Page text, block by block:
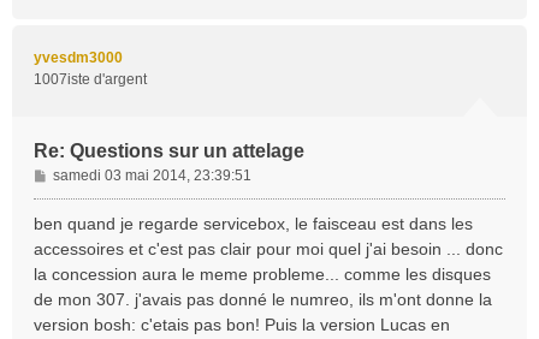
yvesdm3000
1007iste d'argent
Re: Questions sur un attelage
M
e
s
g
e
samedi 03 mai 2014, 23:39:51
ben quand je regarde servicebox, le faisceau est dans les
accessoires et c'est pas clair pour moi quel j'ai besoin ... donc
la concession aura le meme probleme... comme les disques
de mon 307. j'avais pas donné le numreo, ils m'ont donne la
version bosh: c'etais pas bon! Puis la version Lucas en